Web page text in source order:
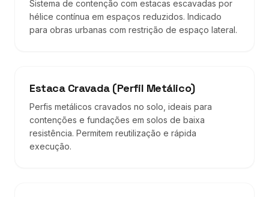
Sistema de contenção com estacas escavadas por
hélice contínua em espaços reduzidos. Indicado
para obras urbanas com restrição de espaço lateral.
Estaca Cravada (Perfil Metálico)
Perfis metálicos cravados no solo, ideais para
contenções e fundações em solos de baixa
resistência. Permitem reutilização e rápida
execução.